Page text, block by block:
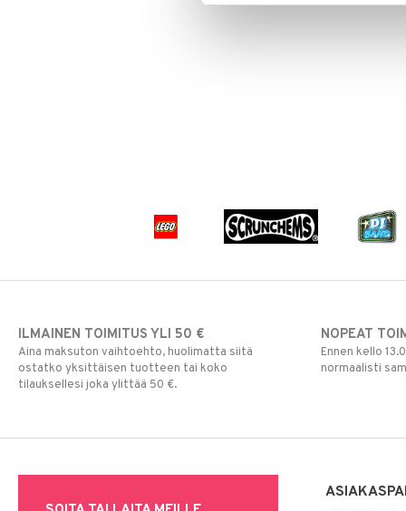
ILMAINEN TOIMITUS YLI 50 €
Aina maksuton vaihtoehto, huolimatta siitä
ostatko yksittäisen tuotteen tai koko
tilauksellesi joka ylittää 50 €.
NOPEAT
Ennen kello
normaalisti